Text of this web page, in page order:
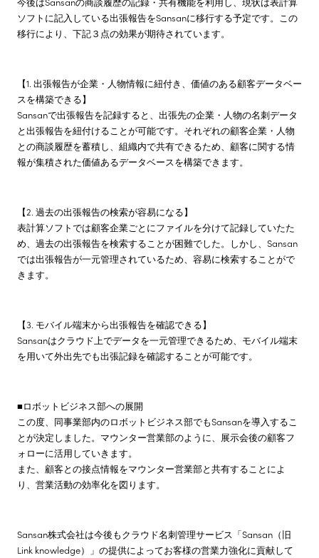
ソフトに記入している出張報告をSansanに移行する予定です。この
移行により、下記３点の効果が期待されています。
【1. 出張報告が企業・人物情報に紐付き、価値のある顧客データベー
スを構築できる】
Sansanで出張報告を記録すると、出張先の企業・人物の名刺データ
と出張報告を紐付けることが可能です。それぞれの顧客企業・人物
との商談履歴を蓄積し、組織内で共有できるため、顧客に関する情
報が集積された価値あるデータベースを構築できます。
【2. 過去の出張報告の検索が容易になる】
表計算ソフトでは顧客企業ごとにファイルを分けて記録していたた
め、過去の出張報告を検索することが困難でした。しかし、Sansan
では出張報告が一元管理されているため、容易に検索することがで
きます。
【3. モバイル端末から出張報告を確認できる】
Sansanはクラウド上でデータを一元管理できるため、モバイル端末
を用いて外出先でも出張記録を確認することが可能です。
■ロボットビジネス部への展開
この度、同事業部内のロボットビジネス部でもSansanを導入するこ
とが決定しました。マウンター営業部のように、展示会後の顧客フ
ォローに活用していきます。
また、顧客との接点情報をマウンター営業部と共有することによ
り、営業活動の効率化を図ります。
Sansan株式会社は今後もクラウド名刺管理サービス「Sansan（旧
Link knowledge）」の提供によってお客様の営業力強化に貢献して